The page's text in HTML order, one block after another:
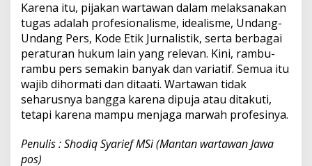
Karena itu, pijakan wartawan dalam melaksanakan
tugas adalah profesionalisme, idealisme, Undang-
Undang Pers, Kode Etik Jurnalistik, serta berbagai
peraturan hukum lain yang relevan. Kini, rambu-
rambu pers semakin banyak dan variatif. Semua itu
wajib dihormati dan ditaati. Wartawan tidak
seharusnya bangga karena dipuja atau ditakuti,
tetapi karena mampu menjaga marwah profesinya.
Penulis : Shodiq Syarief MSi (Mantan wartawan Jawa
pos)